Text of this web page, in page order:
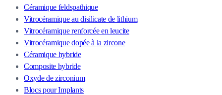
Céramique feldspathique
Vitrocéramique au disilicate de lithium
Vitrocéramique renforcée en leucite
Vitrocéramique dopée à la zircone
Céramique hybride
Composite hybride
Oxyde de zirconium
Blocs pour Implants